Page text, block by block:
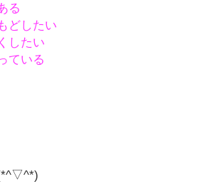
る
どしたい
したい
ている